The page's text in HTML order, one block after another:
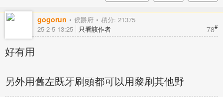
gogorun 侯爵府 積分: 21375
78#
25-2-5 13:25 只看該作者
好有用
另外用舊左既牙刷頭都可以用黎刷其他野